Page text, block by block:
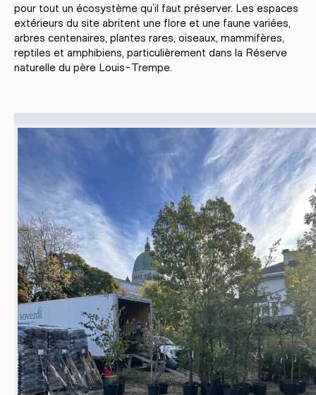
pour tout un écosystème qu’il faut préserver. Les espaces
extérieurs du site abritent une flore et une faune variées,
arbres centenaires, plantes rares, oiseaux, mammifères,
reptiles et amphibiens, particulièrement dans la Réserve
naturelle du père Louis-Trempe.